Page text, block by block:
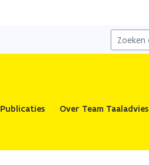
Publicaties Over Team Taaladvies